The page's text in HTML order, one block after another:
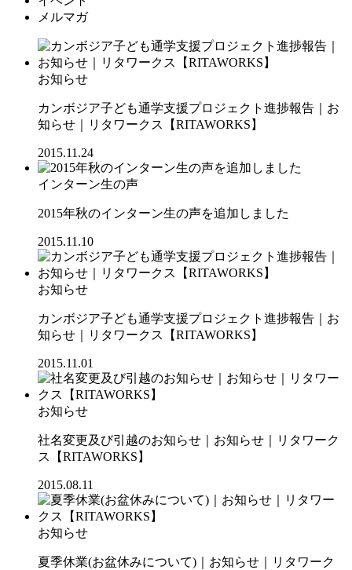
メルマガ
お知らせ
カンボジア子ども通学支援プロジェクト進捗報告｜お
知らせ｜リタワークス【RITAWORKS】
2015.11.24
インターン生の声
2015年秋のインターン生の声を追加しました
2015.11.10
お知らせ
カンボジア子ども通学支援プロジェクト進捗報告｜お
知らせ｜リタワークス【RITAWORKS】
2015.11.01
お知らせ
社名変更及び引越のお知らせ｜お知らせ｜リタワーク
ス【RITAWORKS】
2015.08.11
お知らせ
夏季休業(お盆休みについて)｜お知らせ｜リタワーク